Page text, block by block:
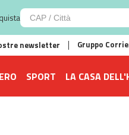
newsletter Gruppo
SPORT LA CASA